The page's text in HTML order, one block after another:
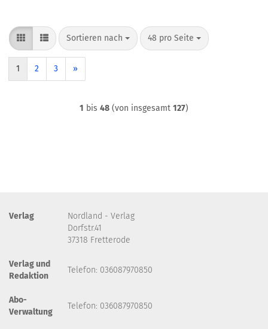
Sortieren nach
Sortieren nach 48 pro Seite
pro Seite
1 2 3 »
1 bis 48 (von insgesamt 127)
Verlag
Nordland - Verlag
Dorfstr.41
37318 Fretterode
Verlag und
Redaktion
Telefon: 036087970850
Abo-
Verwaltung
Telefon: 036087970850